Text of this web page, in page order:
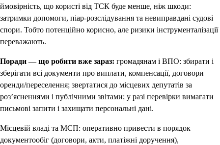
ймовірність, що користі від ТСК буде менше, ніж шкоди:
затримки допомоги, піар-розслідування та невиправдані судові
спори. Тобто потенційно корисно, але ризики інструменталізації
переважають.
Поради — що робити вже зараз: громадянам і ВПО: збирати і
зберігати всі документи про виплати, компенсації, договори
оренди/переселення; звертатися до місцевих депутатів за
роз’ясненнями і публічними звітами; у разі перевірки вимагати
письмові запити і захищати персональні дані.
Місцевій владі та МСП: оперативно привести в порядок
документообіг (договори, акти, платіжні доручення),